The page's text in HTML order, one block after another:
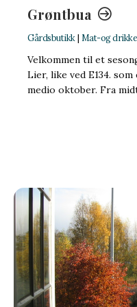
Grøntbua
Gårdsbutikk| Mat-og
Velkommen til et
Lier, like ved E134.
medio oktober. Fra